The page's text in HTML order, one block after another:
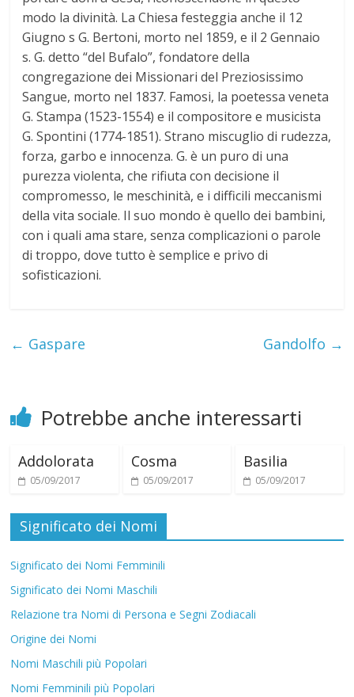
modo la divinità. La Chiesa festeggia anche il 12
Giugno s G. Bertoni, morto nel 1859, e il 2 Gennaio
s. G. detto “del Bufalo”, fondatore della
congregazione dei Missionari del Preziosissimo
Sangue, morto nel 1837. Famosi, la poetessa veneta
G. Stampa (1523-1554) e il compositore e musicista
G. Spontini (1774-1851). Strano miscuglio di rudezza,
forza, garbo e innocenza. G. è un puro di una
purezza violenta, che rifiuta con decisione il
compromesso, le meschinità, e i difficili meccanismi
della vita sociale. Il suo mondo è quello dei bambini,
con i quali ama stare, senza complicazioni o parole
di troppo, dove tutto è semplice e privo di
sofisticazioni.
← Gaspare Gandolfo →
Potrebbe anche interessarti
Addolorata
05/09/2017
Cosma
05/09/2017
Basilia
05/09/2017
Significato dei Nomi
Significato dei Nomi Femminili
Significato dei Nomi Maschili
Relazione tra Nomi di Persona e Segni Zodiacali
Origine dei Nomi
Nomi Maschili più Popolari
Nomi Femminili più Popolari